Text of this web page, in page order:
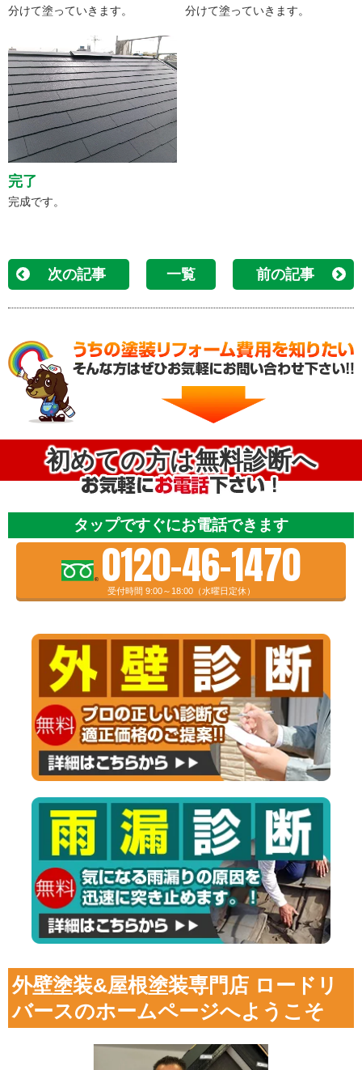
分けて塗っていきます。
分けて塗っていきます。
完了
完成です。
次の記事 一覧 前の記事
初めての方は無料診断へ
タップですぐにお電話できます
0120-46-1470
受付時間 9:00～18:00（水曜日定休）
外壁塗装&屋根塗装専門店 ロードリ
バースのホームページへようこそ